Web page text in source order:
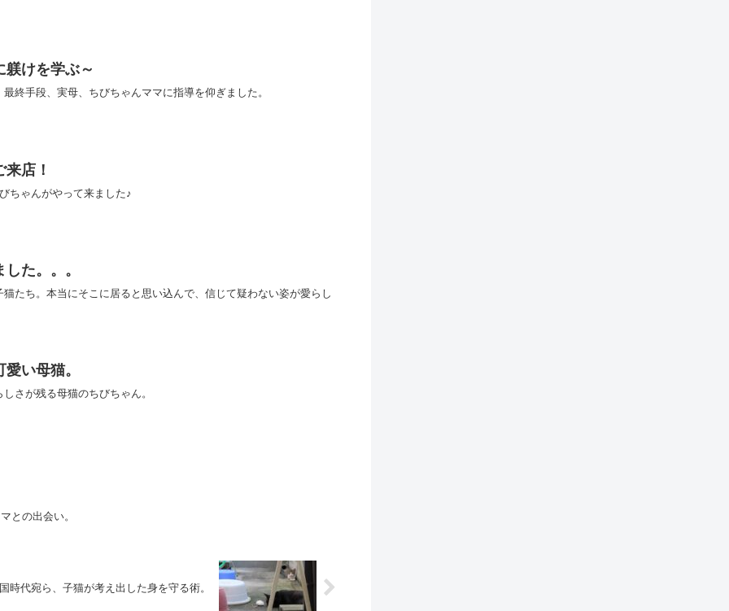
躾けを学ぶ～
終手段、実母、ちびちゃんママに指導を仰ぎました。
店！
ちゃんがやって来ました♪
た。。。
たち。本当にそこに居ると思い込んで、信じて疑わない姿が愛らし
い母猫。
さが残る母猫のちびちゃん。
との出会い。
時代宛ら、子猫が考え出した身を守る術。